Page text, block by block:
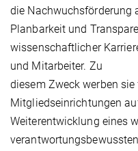
die Nachwuchsförderung
Planbarkeit und
wissenschaftlicher
und Mitarbeiter. Zu
diesem Zweck werben
Mitgliedseinrichtungen
Weiterentwicklung eines
verantwortungsbewussten